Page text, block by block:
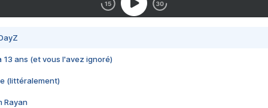
13 ans (et vous l'avez ignoré)
(littéralement)
Rayan